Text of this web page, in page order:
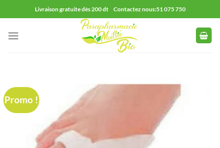
au
contenu
Livraison gratuite dès 200 dt Contactez nous:51 075 750
Promo !